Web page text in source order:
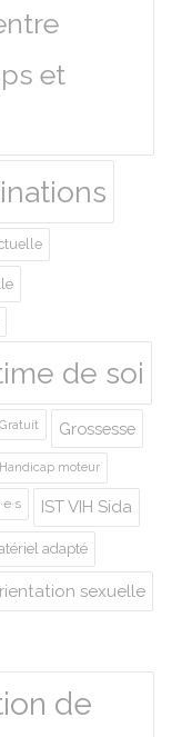
et
de soi
Gratuit Grossesse
Handicap moteur
IST VIH Sida
adapté
sexuelle
de